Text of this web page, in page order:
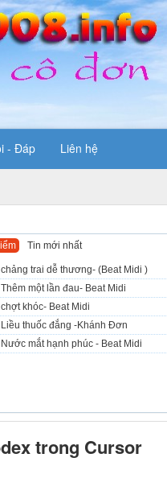
- Đáp Liên hệ
Tin mới nhất
trai dễ thương- (Beat Midi )
một lần đau- Beat Midi
khóc- Beat Midi
Liều thuốc đắng -Khánh Đơn
mắt hạnh phúc - Beat Midi
trong Cursor